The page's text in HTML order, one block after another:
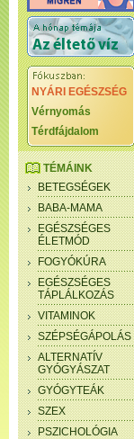
NYÁRI EGÉSZSÉG
Vérnyomás
Térdfájdalom
TÉMÁINK
BETEGSÉGEK
BABA-MAMA
EGÉSZSÉGES
ÉLETMÓD
FOGYÓKÚRA
EGÉSZSÉGES
TÁPLÁLKOZÁS
VITAMINOK
SZÉPSÉGÁPOLÁS
ALTERNATÍV
GYÓGYÁSZAT
GYÓGYTEÁK
SZEX
PSZICHOLÓGIA